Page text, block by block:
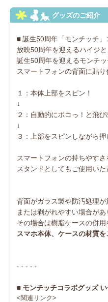
■ 誕生50周年「モンチッチ」
放映50周年を迎えるハイジと
誕生50周年を迎えるモンチ
スマートフォンの背面に貼り
１：本体上部をスピン！
↓
２：自動的にポコっ！と飛び
↓
３：上部をスピンしながら
スマートフォンの持ちやすさ
スタンドとしてもご使用いた
背面がガラス製や防汚処理が
または剥がれやすい場合があ
その場合は樹脂ケースの併用
スマホ本体、ケースの材質を
- - - - -
■ モンチッチコラボグッズ
<関連リンク>